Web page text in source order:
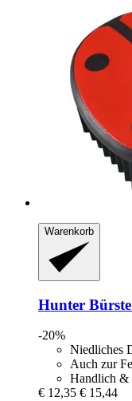
Warenkorb
Hunter
-20%
Niedliches
Auch zur
Handlich &
€ 12,35 € 15,44